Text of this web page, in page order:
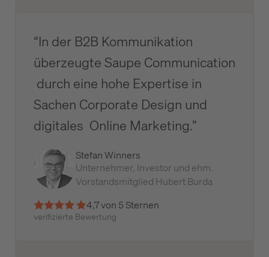
“In der B2B Kommunikation
überzeugte Saupe Communication
durch eine hohe Expertise in
Sachen Corporate Design und
digitales Online Marketing.”
Stefan Winners
Unternehmer, Investor und ehm.
Vorstandsmitglied Hubert Burda
4,7 von 5 Sternen
verifizierte Bewertung